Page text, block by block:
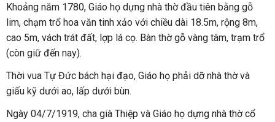
Khoảng năm 1780, Giáo họ dựng nhà thờ đầu tiên bằng gỗ
lim, chạm trổ hoa văn tinh xảo với chiều dài 18.5m, rộng 8m,
cao 5m, vách trát đất, lợp lá cọ. Bàn thờ gỗ vàng tâm, trạm trổ
(còn giữ đến nay).
Thời vua Tự Đức bách hại đạo, Giáo họ phải dỡ nhà thờ và
giấu kỹ dưới ao, lấp dưới bùn.
Ngày 04/7/1919, cha già Thiệp và Giáo họ dựng nhà thờ cổ